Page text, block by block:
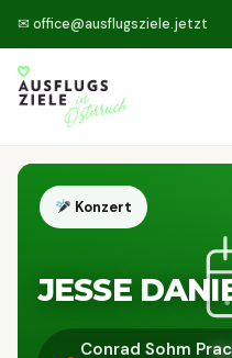
✉ office@ausflugsziele.jetzt
Konzert
JESSE
Conrad Sohm